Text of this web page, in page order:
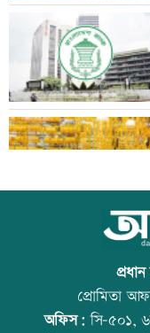
প্রোমিতা
অফিস:সি-৫০১,